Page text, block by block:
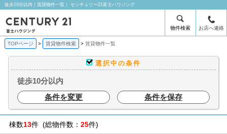
徒歩10分以内｜賃貸物件一覧｜ センチュリー21富士ハウジング
物件検索 お店へ連絡
TOPページ 賃貸物件検索 賃貸物件一覧
選択中の条件
徒歩10分以内
条件を変更
条件を保存
棟数13件 (総物件数： 25件)